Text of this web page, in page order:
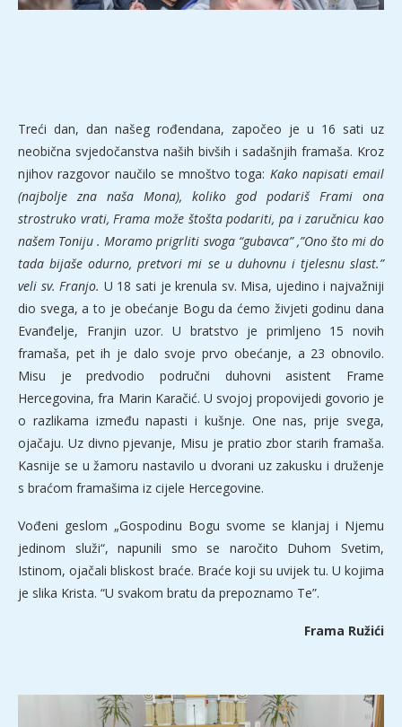
Treći dan, dan našeg rođendana, započeo je u 16 sati uz
neobična svjedočanstva naših bivših i sadašnjih framaša. Kroz
njihov razgovor naučilo se mnoštvo toga: Kako napisati email
(najbolje zna naša Mona), koliko god podariš Frami ona
strostruko vrati, Frama može štošta podariti, pa i zaručnicu kao
našem Toniju . Moramo prigrliti svoga “gubavca” ,”Ono što mi do
tada bijaše odurno, pretvori mi se u duhovnu i tjelesnu slast.”
veli sv. Franjo. U 18 sati je krenula sv. Misa, ujedino i najvažniji
dio svega, a to je obećanje Bogu da ćemo živjeti godinu dana
Evanđelje, Franjin uzor. U bratstvo je primljeno 15 novih
framaša, pet ih je dalo svoje prvo obećanje, a 23 obnovilo.
Misu je predvodio područni duhovni asistent Frame
Hercegovina, fra Marin Karačić. U svojoj propovijedi govorio je
o razlikama između napasti i kušnje. One nas, prije svega,
ojačaju. Uz divno pjevanje, Misu je pratio zbor starih framaša.
Kasnije se u žamoru nastavilo u dvorani uz zakusku i druženje
s braćom framašima iz cijele Hercegovine.
Vođeni geslom „Gospodinu Bogu svome se klanjaj i Njemu
jedinom služi“, napunili smo se naročito Duhom Svetim,
Istinom, ojačali bliskost braće. Braće koji su uvijek tu. U kojima
je slika Krista. “U svakom bratu da prepoznamo Te”.
Frama Ružići